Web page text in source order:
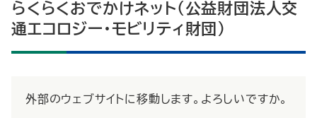
らくらくおでかけネット（公益財団法人交
通エコロジー・モビリティ財団）
外部のウェブサイトに移動します。よろしいですか。